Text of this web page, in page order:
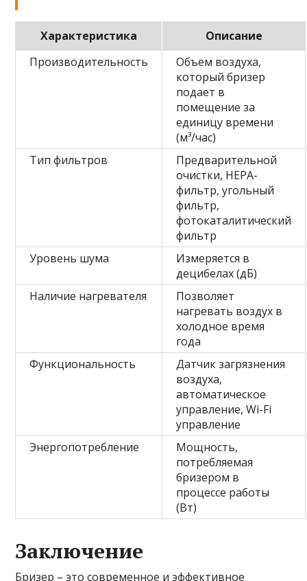
Характеристика
Описание
Производительность
Объем воздуха,
который бризер
подает в
помещение за
единицу времени
(м³/час)
Тип фильтров
Предварительной
очистки, HEPA-
фильтр, угольный
фильтр,
фотокаталитический
фильтр
Уровень шума
Измеряется в
децибелах (дБ)
Наличие нагревателя
Позволяет
нагревать воздух в
холодное время
года
Функциональность
Датчик загрязнения
воздуха,
автоматическое
управление, Wi-Fi
управление
Энергопотребление
Мощность,
потребляемая
бризером в
процессе работы
(Вт)
Заключение
Бризер – это современное и эффективное